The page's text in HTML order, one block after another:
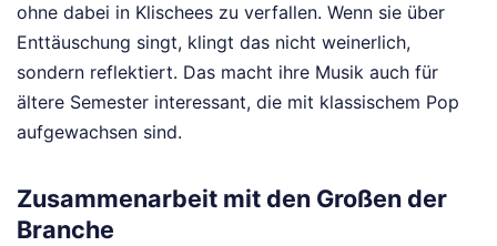
ohne dabei in Klischees zu verfallen. Wenn sie über
Enttäuschung singt, klingt das nicht weinerlich,
sondern reflektiert. Das macht ihre Musik auch für
ältere Semester interessant, die mit klassischem Pop
aufgewachsen sind.
Zusammenarbeit mit den Großen der
Branche